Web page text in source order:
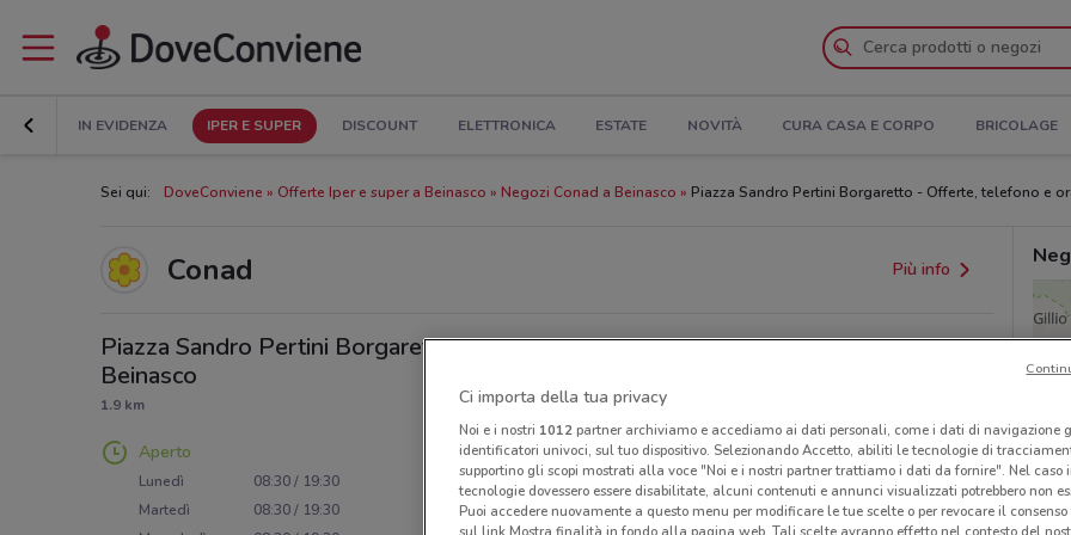
IN EVIDENZA IPER E SUPER DISCOUNT ELETTRONICA ESTATE NOVITÀ CURA CASA E CORPO BRICOLAGE
Sei qui: DoveConviene Offerte Iper e super a Beinasco Negozi Conad a Beinasco Piazza Sandro Pertini Borgaretto - Offerte, telefono e
Conad Più info
Piazza Sandro Pertini Borgaretto,
Beinasco
1.9 km
Aperto
Lunedì
08:30 / 19:30
Martedì
08:30 / 19:30
Ci importa della tua privacy
Noi e i nostri 1012partner archiviamo e accediamo ai dati personali, come i dati di navigazione
identificatori univoci, sul tuo dispositivo. Selezionando Accetto, abiliti le tecnologie di
supportino gli scopi mostrati alla voce "Noi e i nostri partner trattiamo i dati da fornire". Nel caso
tecnologie dovessero essere disabilitate, alcuni contenuti e annunci visualizzati potrebbero non
Puoi accedere nuovamente a questo menu per modificare le tue scelte o per revocare il
sul link Mostra finalità in fondo alla pagina web. Tali scelte avranno effetto nel contesto del